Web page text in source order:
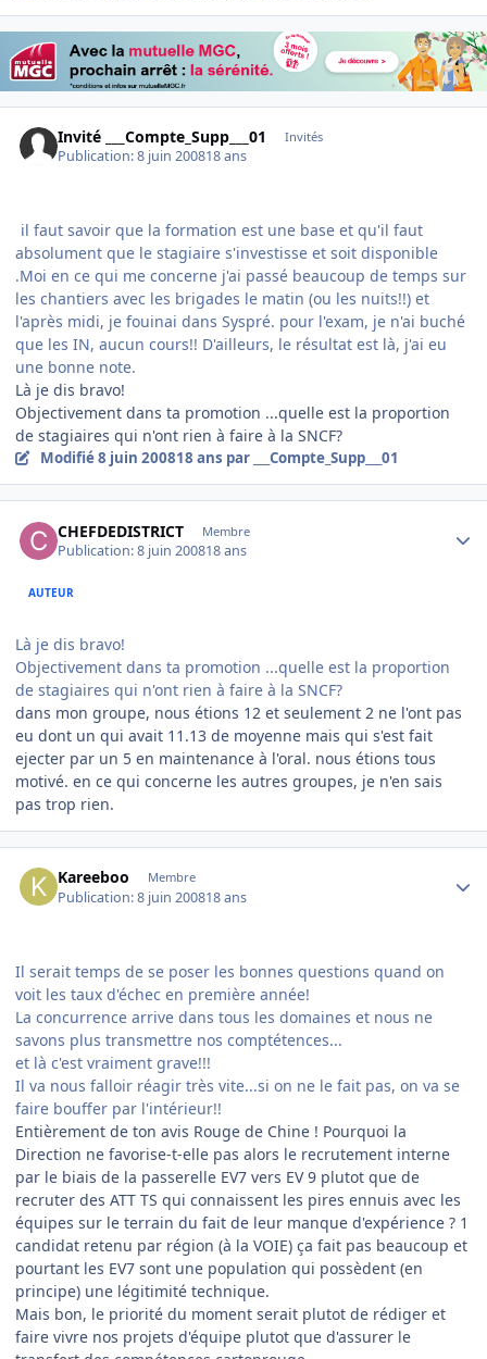
Invité ___Compte_Supp___01 Invités
Publication:8 juin 200818 ans
il faut savoir que la formation est une base et qu'il faut
absolument que le stagiaire s'investisse et soit disponible
.Moi en ce qui me concerne j'ai passé beaucoup de temps sur
les chantiers avec les brigades le matin (ou les nuits!!) et
l'après midi, je fouinai dans Syspré. pour l'exam, je n'ai buché
que les IN, aucun cours!! D'ailleurs, le résultat est là, j'ai eu
une bonne note.
Là je dis bravo!
Objectivement dans ta promotion ...quelle est la proportion
de stagiaires qui n'ont rien à faire à la SNCF?
Modifié8 juin 200818 ans par ___Compte_Supp___01
CHEFDEDISTRICT Membre
Publication:8 juin 200818 ans
AUTEUR
Là je dis bravo!
Objectivement dans ta promotion ...quelle est la proportion
de stagiaires qui n'ont rien à faire à la SNCF?
dans mon groupe, nous étions 12 et seulement 2 ne l'ont pas
eu dont un qui avait 11.13 de moyenne mais qui s'est fait
ejecter par un 5 en maintenance à l'oral. nous étions tous
motivé. en ce qui concerne les autres groupes, je n'en sais
pas trop rien.
Kareeboo Membre
Publication:8 juin 200818 ans
Il serait temps de se poser les bonnes questions quand on
voit les taux d'échec en première année!
La concurrence arrive dans tous les domaines et nous ne
savons plus transmettre nos comptétences...
et là c'est vraiment grave!!!
Il va nous falloir réagir très vite...si on ne le fait pas, on va se
faire bouffer par l'intérieur!!
Entièrement de ton avis Rouge de Chine ! Pourquoi la
Direction ne favorise-t-elle pas alors le recrutement interne
par le biais de la passerelle EV7 vers EV 9 plutot que de
recruter des ATT TS qui connaissent les pires ennuis avec les
équipes sur le terrain du fait de leur manque d'expérience ? 1
candidat retenu par région (à la VOIE) ça fait pas beaucoup et
pourtant les EV7 sont une population qui possèdent (en
principe) une légitimité technique.
Mais bon, le priorité du moment serait plutot de rédiger et
faire vivre nos projets d'équipe plutot que d'assurer le